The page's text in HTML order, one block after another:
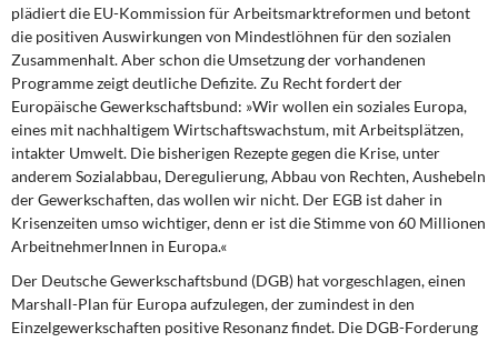
plädiert die EU-Kommission für Arbeitsmarktreformen und betont
die positiven Auswirkungen von Mindestlöhnen für den sozialen
Zusammenhalt. Aber schon die Umsetzung der vorhandenen
Programme zeigt deutliche Defizite. Zu Recht fordert der
Europäische Gewerkschaftsbund: »Wir wollen ein soziales Europa,
eines mit nachhaltigem Wirtschaftswachstum, mit Arbeitsplätzen,
intakter Umwelt. Die bisherigen Rezepte gegen die Krise, unter
anderem Sozialabbau, Deregulierung, Abbau von Rechten, Aushebeln
der Gewerkschaften, das wollen wir nicht. Der EGB ist daher in
Krisenzeiten umso wichtiger, denn er ist die Stimme von 60 Millionen
ArbeitnehmerInnen in Europa.«
Der Deutsche Gewerkschaftsbund (DGB) hat vorgeschlagen,einen
Marshall-Plan für Europa aufzulegen, der zumindest in den
Einzelgewerkschaften positive Resonanz findet. Die DGB-Forderung